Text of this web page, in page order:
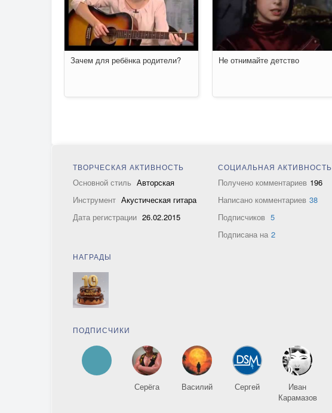
Зачем для ребёнка родители? Не отнимайте детство
ТВОРЧЕСКАЯ АКТИВНОСТЬ
Основной стиль Авторская
Инструмент Акустическая гитара
Дата регистрации 26.02.2015
СОЦИАЛЬНАЯ АКТИВНОСТЬ
Получено комментариев 196
Написано комментариев 38
Подписчиков 5
Подписана на 2
НАГРАДЫ
ПОДПИСЧИКИ
Серёга Василий Сергей
Иван
Карамазов